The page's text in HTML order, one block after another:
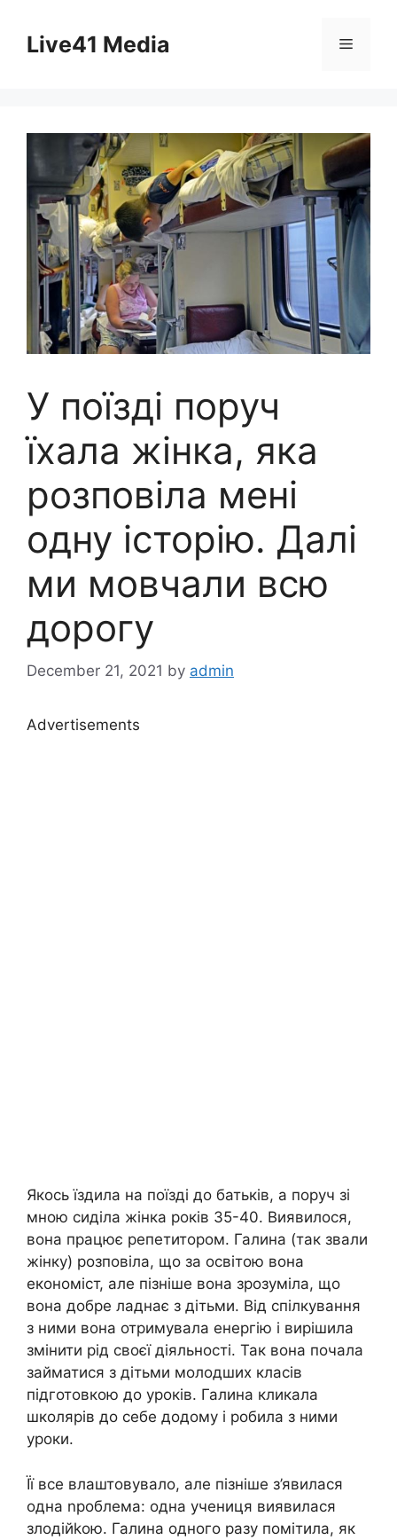
contentLive41 Media Menu
У поїзді поруч
їхала жінка, яка
розповіла мені
одну історію. Далі
ми мовчали всю
дорогу
December 21, 2021 by admin
Advertisements
Якось їздила на поїзді до батьків, а поруч зі
мною сиділа жінка років 35-40. Виявилося,
вона працює репетитором. Галина (так звали
жінку) розповіла, що за освітою вона
економіст, але пізніше вона зрозуміла, що
вона добре ладнає з дітьми. Від спілкування
з ними вона отримувала енергію і вирішила
змінити рід своєї діяльності. Так вона почала
займатися з дітьми молодших класів
підготовкою до уроків. Галина кликала
школярів до себе додому і робила з ними
уроки.
Її все влаштовувало, але пізніше з’явилася
одна nроблема: одна учениця виявилася
злодійkою. Галина одного разу помітила, як